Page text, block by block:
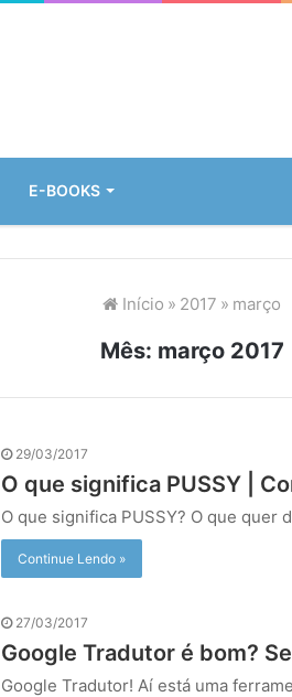
E-BOOKS
Início » 2017 » março
Mês: março 2017
29/03/2017
O que significa PUSSY |
O que significa PUSSY? O que quer
Continue Lendo »
27/03/2017
Google Tradutor é bom?
Google Tradutor! Aí está uma